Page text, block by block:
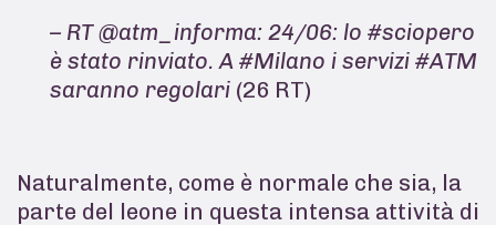
– RT @atm_informa: 24/06: lo #sciopero
è stato rinviato. A #Milano i servizi #ATM
saranno regolari (26 RT)
Naturalmente, come è normale che sia, la
parte del leone in questa intensa attività di